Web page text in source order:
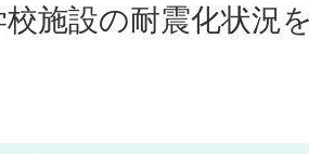
校施設の耐震化状況